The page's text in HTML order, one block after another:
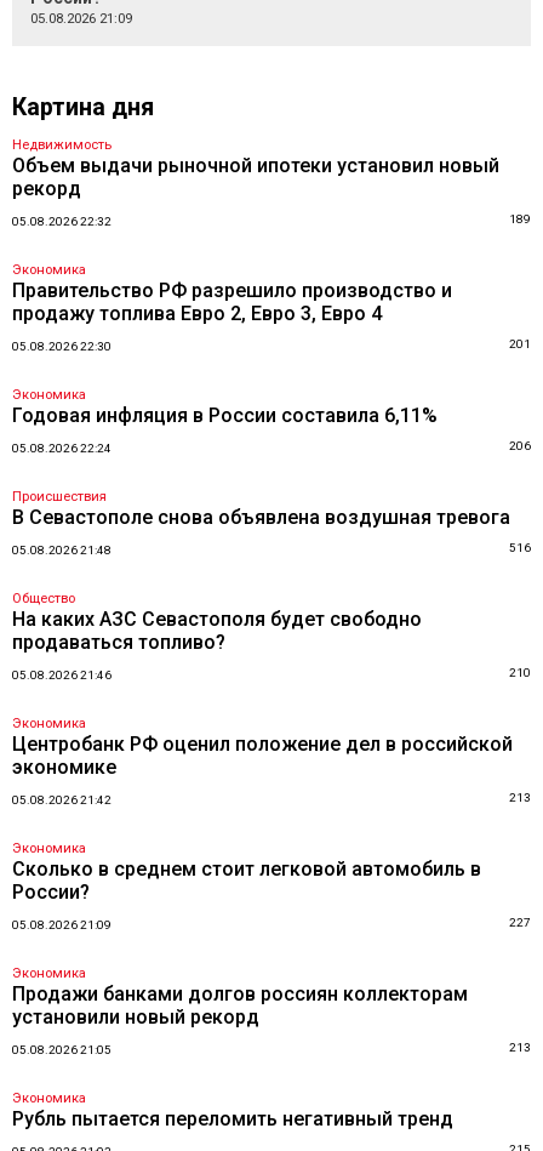
05.08.2026 21:09
Картина дня
Недвижимость
Объем выдачи рыночной ипотеки установил новый
рекорд
05.08.2026 22:32 189
Экономика
Правительство РФ разрешило производство и
продажу топлива Евро 2, Евро 3, Евро 4
05.08.2026 22:30 201
Экономика
Годовая инфляция в России составила 6,11%
05.08.2026 22:24 206
Происшествия
В Севастополе снова объявлена воздушная тревога
05.08.2026 21:48 516
Общество
На каких АЗС Севастополя будет свободно
продаваться топливо?
05.08.2026 21:46 210
Экономика
Центробанк РФ оценил положение дел в российской
экономике
05.08.2026 21:42 213
Экономика
Сколько в среднем стоит легковой автомобиль в
России?
05.08.2026 21:09 227
Экономика
Продажи банками долгов россиян коллекторам
установили новый рекорд
05.08.2026 21:05 213
Экономика
Рубль пытается переломить негативный тренд